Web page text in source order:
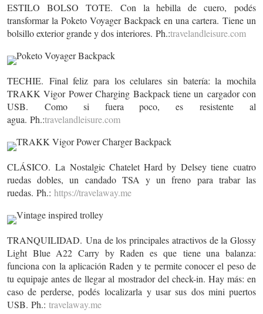
ESTILO BOLSO TOTE. Con la hebilla de cuero, podés
transformar la Poketo Voyager Backpack en una cartera. Tiene un
bolsillo exterior grande y dos interiores. Ph.:travelandleisure.com
TECHIE. Final feliz para los celulares sin batería: la mochila
TRAKK Vigor Power Charging Backpack tiene un cargador con
USB. Como si fuera poco, esresistente al
agua. Ph.:travelandleisure.com
CLÁSICO. La Nostalgic Chatelet Hard by Delsey tiene cuatro
ruedas dobles, un candado TSA y un freno para trabar las
ruedas. Ph.: https://travelaway.me
TRANQUILIDAD. Una de los principales atractivos de la Glossy
Light Blue A22 Carry by Raden es que tiene una balanza:
funciona con la aplicación Raden y te permite conocer el peso de
tu equipaje antes de llegar al mostrador del check-in. Hay más: en
caso de perderse, podés localizarla y usar sus dos mini puertos
USB. Ph.: travelaway.me